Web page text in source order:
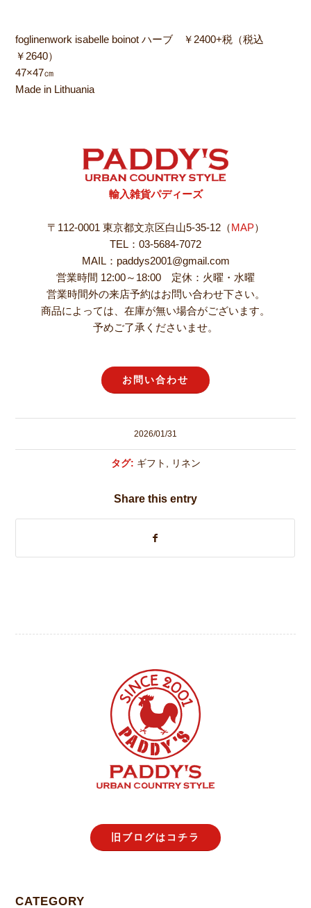
foglinenwork isabelle boinot ハーブ ￥2400+税（税込
￥2640）
47×47㎝
Made in Lithuania
輸入雑貨パディーズ
〒112-0001 東京都文京区白山5-35-12（MAP）
TEL：03-5684-7072
MAIL：paddys2001@gmail.com
営業時間 12:00～18:00 定休：火曜・水曜
営業時間外の来店予約はお問い合わせ下さい。
商品によっては、在庫が無い場合がございます。
予めご了承くださいませ。
お問い合わせ
2026/01/31
タグ: ギフト リネン
Share this entry
旧ブログはコチラ
CATEGORY